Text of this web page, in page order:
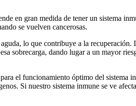
en gran medida de tener un sistema
se vuelven cancerosas.
lo que contribuye a la
sobrecarga, dando lugar a un mayor
el funcionamiento óptimo del sistema
Si nuestro sistema inmune se ve